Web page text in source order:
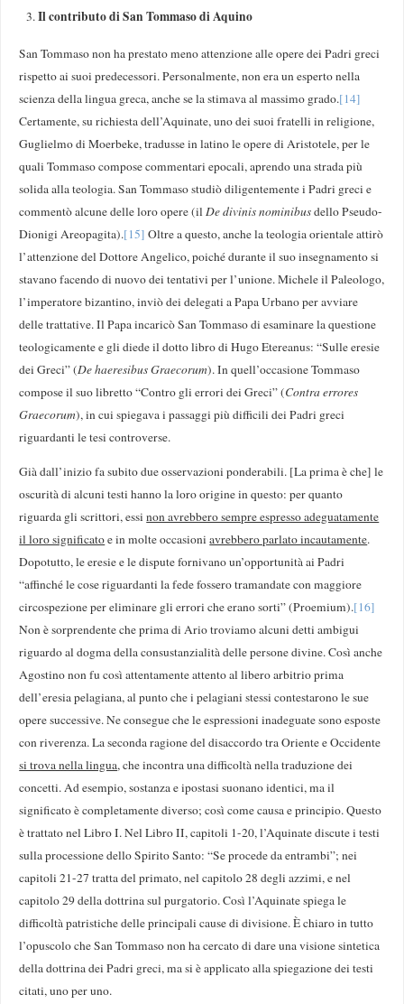
Il contributo di San Tommaso di Aquino
San Tommaso non ha prestato meno attenzione alle opere dei Padri greci
rispetto ai suoi predecessori. Personalmente, non era un esperto nella
scienza della lingua greca, anche se la stimava al massimo grado.[14]
Certamente, su richiesta dell’Aquinate, uno dei suoi fratelli in religione,
Guglielmo di Moerbeke, tradusse in latino le opere di Aristotele, per le
quali Tommaso compose commentari epocali, aprendo una strada più
solida alla teologia. San Tommaso studiò diligentemente i Padri greci e
commentò alcune delle loro opere (il De divinis nominibusdello Pseudo-
Dionigi Areopagita).[15] Oltre a questo, anche la teologia orientale attirò
l’attenzione del Dottore Angelico, poiché durante il suo insegnamento si
stavano facendo di nuovo dei tentativi per l’unione. Michele il Paleologo,
l’imperatore bizantino, inviò dei delegati a Papa Urbano per avviare
delle trattative. Il Papa incaricò San Tommaso di esaminare la questione
teologicamente e gli diede il dotto libro di Hugo Etereanus: “Sulle eresie
dei Greci” (De haeresibus Graecorum). In quell’occasione Tommaso
compose il suo libretto “Contro gli errori dei Greci” (Contra errores
Graecorum), in cui spiegava i passaggi più difficili dei Padri greci
riguardanti le tesi controverse.
Già dall’inizio fa subito due osservazioni ponderabili. [La prima è che] le
oscurità di alcuni testi hanno la loro origine in questo: per quanto
riguarda gli scrittori, essinon avrebbero sempre espresso adeguatamente
il loro significatoe in molte occasioniavrebbero parlato incautamente.
Dopotutto, le eresie e le dispute fornivano un’opportunità ai Padri
“affinché le cose riguardanti la fede fossero tramandate con maggiore
circospezione per eliminare gli errori che erano sorti” (Proemium).[16]
Non è sorprendente che prima di Ario troviamo alcuni detti ambigui
riguardo al dogma della consustanzialità delle persone divine. Così anche
Agostino non fu così attentamente attento al libero arbitrio prima
dell’eresia pelagiana, al punto che i pelagiani stessi contestarono le sue
opere successive. Ne consegue che le espressioni inadeguate sono esposte
con riverenza. La seconda ragione del disaccordo tra Oriente e Occidente
si trova nella lingua, che incontra una difficoltà nella traduzione dei
concetti. Ad esempio, sostanza e ipostasi suonano identici, ma il
significato è completamente diverso; così come causa e principio. Questo
è trattato nel Libro I. Nel Libro II, capitoli 1-20, l’Aquinate discute i testi
sulla processione dello Spirito Santo: “Se procede da entrambi”; nei
capitoli 21-27 tratta del primato, nel capitolo 28 degli azzimi, e nel
capitolo 29 della dottrina sul purgatorio. Così l’Aquinate spiega le
difficoltà patristiche delle principali cause di divisione. È chiaro in tutto
l’opuscolo che San Tommaso non ha cercato di dare una visione sintetica
della dottrina dei Padri greci, ma si è applicato alla spiegazione dei testi
citati, uno per uno.